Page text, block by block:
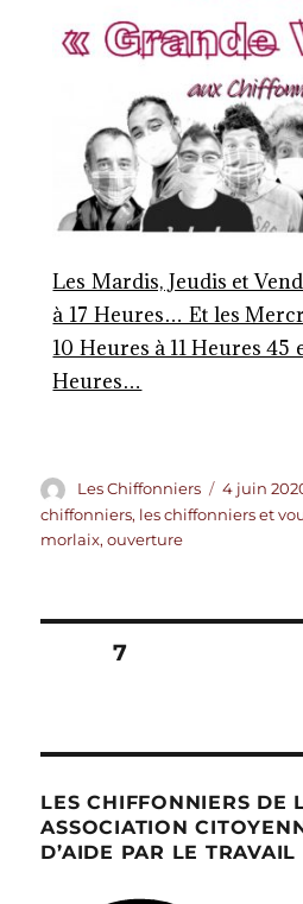
Les Mardis, Jeudis et
à 17 Heures… Et les
10 Heures à 11 Heures 45
Heures…
Les Chiffonniers 4 juin
chiffonniers, les chiffonniers et
morlaix,ouverture
PAGE7
LES CHIFFONNIERS DE
ASSOCIATION
D’AIDE PAR LE TRAVAIL